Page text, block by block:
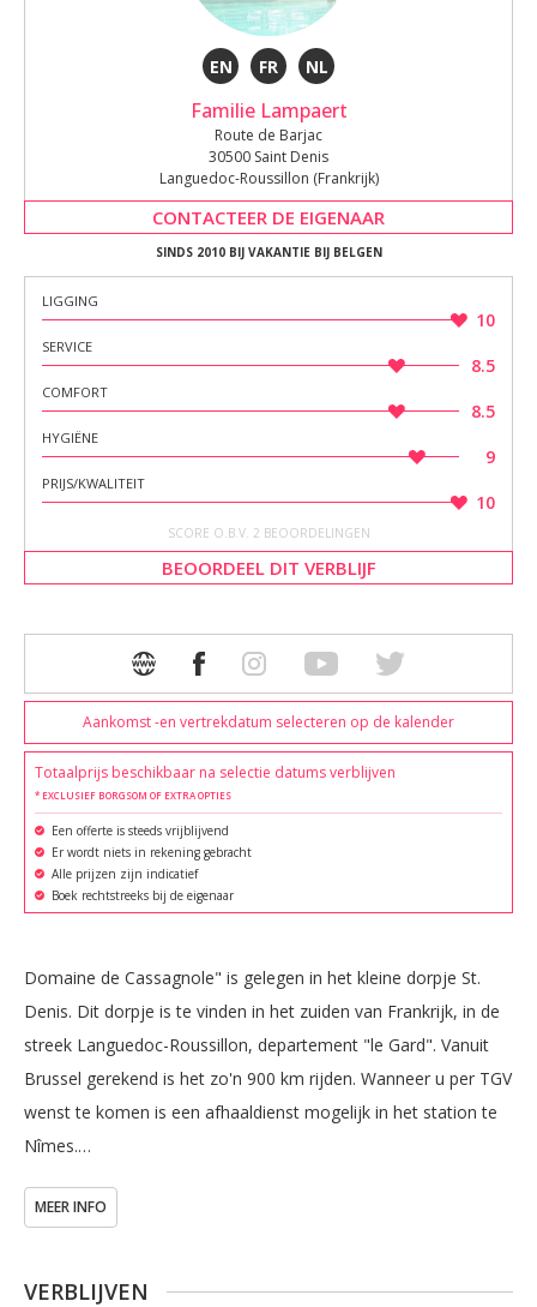
Domaine de Cassagnole" is gelegen in het kleine dorpje St.
Denis. Dit dorpje is te vinden in het zuiden van Frankrijk, in de
streek Languedoc-Roussillon, departement "le Gard". Vanuit
Brussel gerekend is het zo'n 900 km rijden. Wanneer u per TGV
wenst te komen is een afhaaldienst mogelijk in het station te
Nîmes.
Het domein is gelegen langs de rivier 'La Cèze". Daar kan er
wat fiets en mountainbike routes beschikbaar op het domein.
MEER INFO
VERBLIJVEN
Aankomst -en vertrekdatum selecteren op de kalender
Totaalprijs beschikbaar na selectie datums verblijven
* EXCLUSIEF BORGSOM OF EXTRA OPTIES
Een offerte is steeds vrijblijvend
Er wordt niets in rekening gebracht
Alle prijzen zijn indicatief
Boek rechtstreeks bij de eigenaar
EN FR NL
Familie Lampaert
Route de Barjac
30500 Saint Denis
Languedoc-Roussillon (Frankrijk)
CONTACTEER DE EIGENAAR
SINDS 2010 BIJ VAKANTIE BIJ BELGEN
LIGGING
10
SERVICE
8.5
COMFORT
8.5
HYGIËNE
9
PRIJS/KWALITEIT
10
SCORE O.B.V. 2 BEOORDELINGEN
BEOORDEEL DIT VERBLIJF